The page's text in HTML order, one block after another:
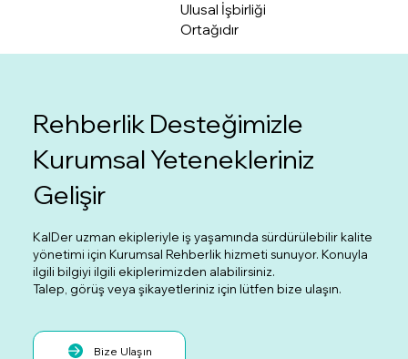
Ulusal İşbirliği
Ortağıdır
Rehberlik Desteğimizle
Kurumsal Yetenekleriniz
Gelişir
KalDer uzman ekipleriyle iş yaşamında sürdürülebilir kalite
yönetimi için Kurumsal Rehberlik hizmeti sunuyor. Konuyla
ilgili bilgiyi ilgili ekiplerimizden alabilirsiniz.
Talep, görüş veya şikayetleriniz için lütfen bize ulaşın.
Bize Ulaşın